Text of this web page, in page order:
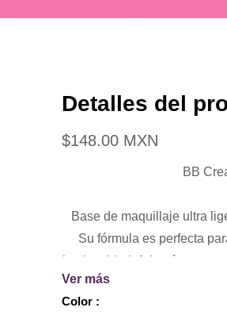
Detalles del
$148.00 MXN
BB
Base de maquillaje ultra
Su fórmula es perfecta
luminosidad. Además, nutre
¡Ahora disponible en 6
Ver más
Color :